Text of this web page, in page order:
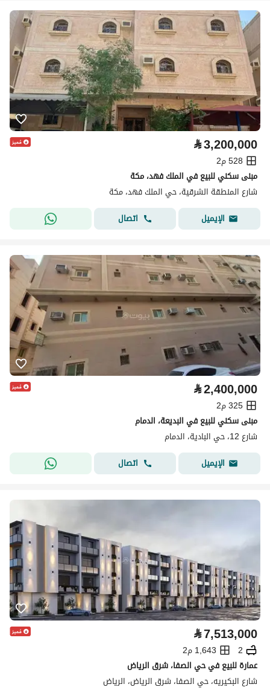
⃁3,200,000
528 م2
مبنى سكني للبيع في الملك فهد، مكة
شارع المنطقة الشرقية، حي الملك فهد، مكة
الإيميل
اتصال
⃁2,400,000
325 م2
مبنى سكني للبيع في البديعة، الدمام
شارع 12، حي البادية، الدمام
الإيميل
اتصال
⃁7,513,000
2
1,643 م2
عمارة للبيع في حي الصفا، شرق الرياض
شارع البكيريه، حي الصفا، شرق الرياض، الرياض